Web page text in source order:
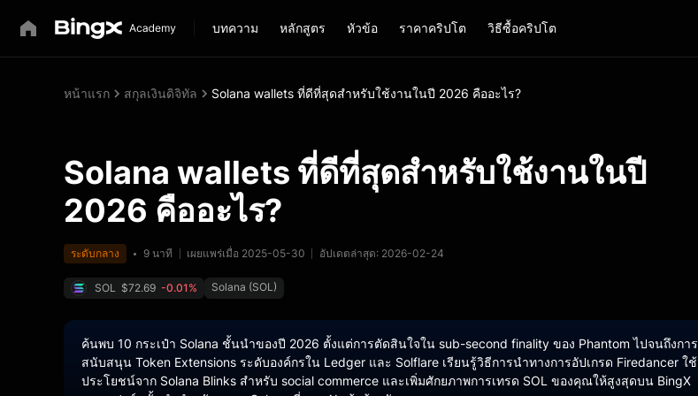
บทความ หลักสูตร หัวข้อ ราคาคริปโต วิธีซื้อคริปโต
หน้าแรก สกุลเงินดิจิทัล Solana wallets ที่ดีที่สุดสำหรับใช้งานในปี 2026 คืออะไร?
Solana wallets ที่ดีที่สุดสำหรับใช้งานในปี
2026 คืออะไร?
ระดับกลาง 9 นาที เผยแพร่เมื่อ 2025-05-30 อัปเดตล่าสุด: 2026-02-24
SOL $72.69 -0.01% Solana (SOL)
ค้นพบ 10 กระเป๋า Solana ชั้นนำของปี 2026 ตั้งแต่การตัดสินใจใน sub-second finality ของ Phantom ไปจนถึงการ
สนับสนุน Token Extensions ระดับองค์กรใน Ledger และ Solflare เรียนรู้วิธีการนำทางการอัปเกรด Firedancer ใช้
ประโยชน์จาก Solana Blinks สำหรับ social commerce และเพิ่มศักยภาพการเทรด SOL ของคุณให้สูงสุดบน BingX